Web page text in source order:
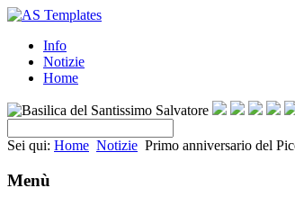
Info
Notizie
Home
Sei qui: Home Notizie Primo anniversario del
Menù